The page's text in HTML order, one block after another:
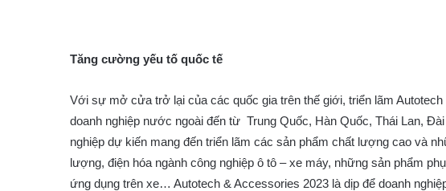
Tăng cường yếu tố quốc tế
Với sự mở cửa trở lại của các quốc gia trên thế giới, triển lãm
doanh nghiệp nước ngoài đến từ Trung Quốc, Hàn Quốc, Thái Lan,
nghiệp dự kiến mang đến triển lãm các sản phẩm chất lượng cao và
lượng, điện hóa ngành công nghiệp ô tô – xe máy, những sản phẩm
ứng dụng trên xe… Autotech & Accessories 2023 là dịp để doanh